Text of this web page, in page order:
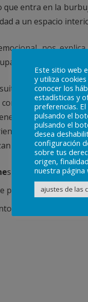
entra en la
a un espacio
nos
2. Pensar en
famoso por
de ningún
positivas en su
de
esta técnica.
s acerca de lo que le
porque soy capaz
y para ser feliz.
Este sitio web
y utiliza
conocer los
estadísticas y
preferencias.
pulsando el
pulsando el
desea
configuración
sobre tus
origen,
nuestra página
ajustes de las